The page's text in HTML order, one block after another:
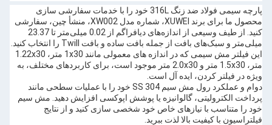
پارچه سیمی فولاد ضد زنگ 316L خود را با خدمات سفارشی سازی
محصول ما برای برند XUWEI، شماره مدل XW002، منشأ چین، سفارشی
کنید. از طیف وسیعی از اندازه‌های دیافراگم از 0.02 میلی‌متر تا 23.37
میلی‌متر و سبک‌های بافت از جمله بافت ساده و بافت Twill را انتخاب کنید.
این فیلتر مش سیمی که در اندازه های معمولی مانند 1x30 متر، 1.22x30
متر، 1.5x30 متر و 2.0x30 متر موجود است، برای کاربردهای مختلف، به
ویژه در فیلتر کردن، ایده آل است.
دوام و عملکرد رول مش سیم SS 304 خود را با عملیات سطحی مانند
پرداخت الکترولیتی، گالوانیزه یا پوشش اپوکسی افزایش دهید. مش سیم
خود را متناسب با نیازهای خاص خود شخصی سازی کنید و از نتایج
فیلتراسیون با کیفیت بالا لذت ببرید.